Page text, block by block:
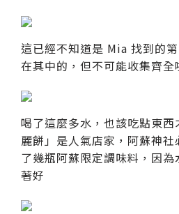
這已經不知道是 Mia 找到的
在其中的，但不可能收集齊
喝了這麼多水，也該吃點東
麗餅」是人氣店家，阿蘇神
了幾瓶阿蘇限定調味料，因
著好